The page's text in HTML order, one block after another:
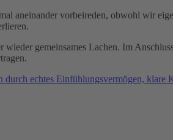
aneinander vorbeireden, obwohl wir
gemeinsames Lachen. Im
durch echtes Einfühlungsvermögen, klare